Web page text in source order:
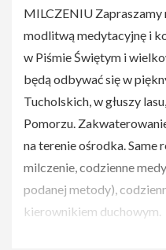
MILCZENIU
modlitwą medytacyjnę i
w Piśmie Świętym i
będą odbywać się w
Tucholskich, w głuszy
Pomorzu.
na terenie ośrodka. Same
milczenie, codzienne
podanej metody),
kierownikiem duchowym.